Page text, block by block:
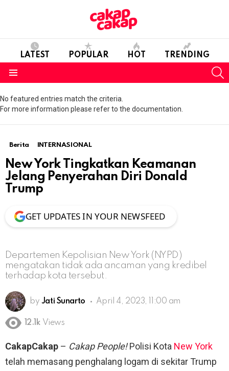
LATEST POPULAR HOT TRENDING
No featured entries match the criteria.
For more information please refer to the documentation.
Berita INTERNASIONAL
New York Tingkatkan Keamanan
Jelang Penyerahan Diri Donald
Trump
GET UPDATES IN YOUR NEWSFEED
Departemen Kepolisian New York (NYPD)
mengatakan tidak ada ancaman yang kredibel
terhadap kota tersebut.
by Jati Sunarto April 4, 2023, 11:00 am
12.1k Views
CakapCakap – Cakap People!Polisi Kota New York
telah memasang penghalang logam di sekitar Trump